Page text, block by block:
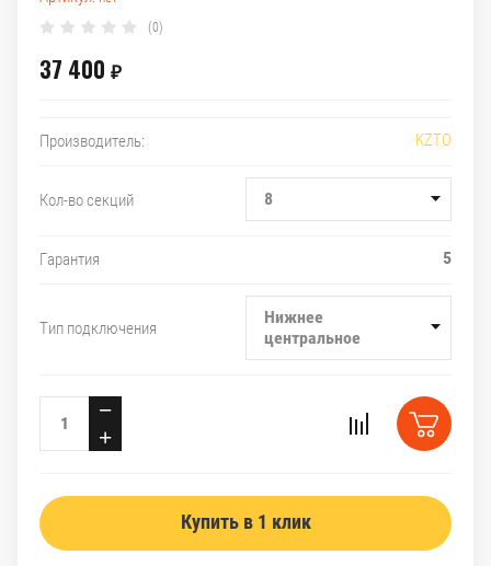
(0)
37 400 ₽
Производитель: KZTO
Кол-во секций 8
Гарантия 5
Тип подключения
Нижнее
центральное
−
+
Купить в 1 клик